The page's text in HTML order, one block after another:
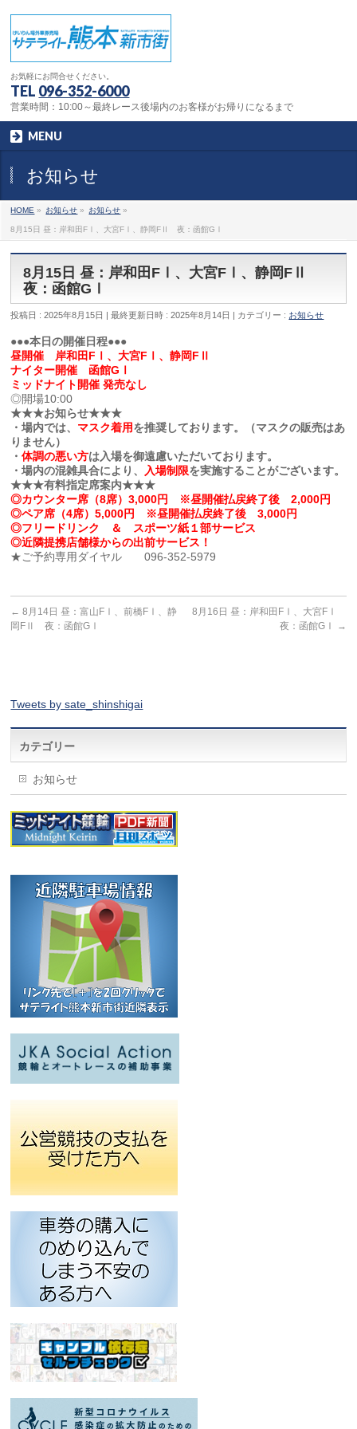
お気軽にお問合せください。
TEL 096-352-6000
営業時間：10:00～最終レース後場内のお客様がお帰りになるまで
MENU
お知らせ
HOME » お知らせ » お知らせ »
8月15日 昼：岸和田FⅠ、大宮FⅠ、静岡FⅡ 夜：函館GⅠ
8月15日 昼：岸和田FⅠ、大宮FⅠ、静岡FⅡ
夜：函館GⅠ
投稿日 : 2025年8月15日 最終更新日時 : 2025年8月14日 カテゴリー : お知らせ
●●●本日の開催日程●●●
昼開催 岸和田FⅠ、大宮FⅠ、静岡FⅡ
ナイター開催 函館GⅠ
ミッドナイト開催 発売なし
◎開場10:00
★★★お知らせ★★★
・場内では、 マスク着用を推奨しております。（マスクの販売はあ
りません）
・体調の悪い方は入場を御遠慮いただいております。
・場内の混雑具合により、
入場制限を実施することがございます。
★★★有料指定席案内★★★
◎カウンター席（8席）3,000円 ※昼開催払戻終了後 2,000円
◎ペア席（4席）5,000円 ※昼開催払戻終了後 3,000円
◎フリードリンク ＆ スポーツ紙１部サービス
◎近隣提携店舗様からの出前サービス！
★ご予約専用ダイヤル 096-352-5979
← 8月14日 昼：富山FⅠ、前橋FⅠ、静
岡FⅡ 夜：函館GⅠ
8月16日 昼：岸和田FⅠ、大宮FⅠ
夜：函館GⅠ
→
Tweets by sate_shinshigai
カテゴリー
お知らせ